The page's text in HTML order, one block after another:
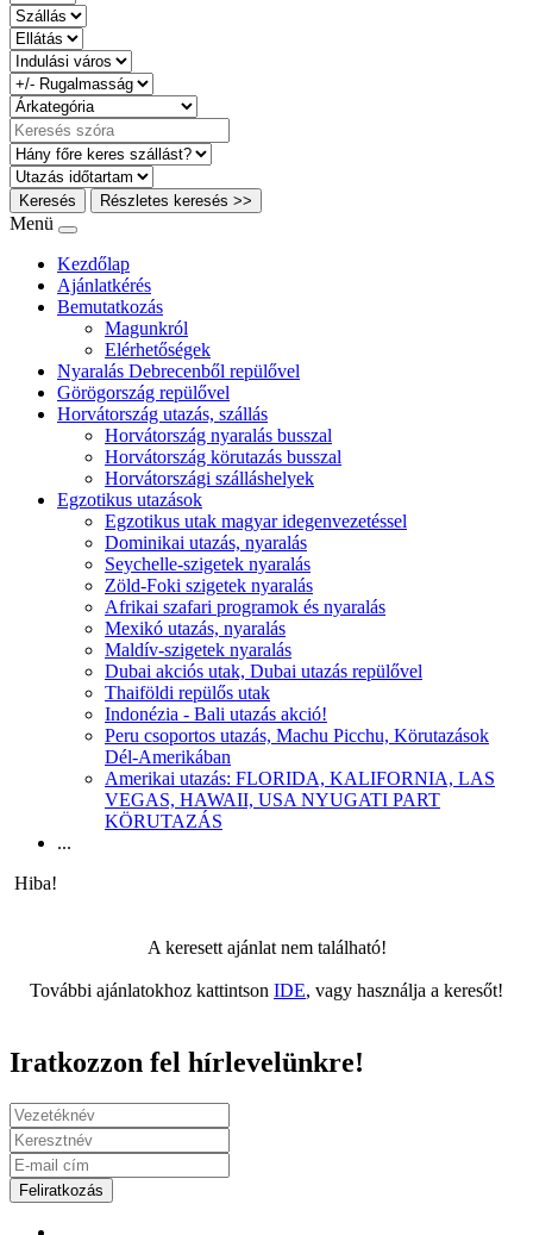
Keresés Részletes keresés >>
Menü
Kezdőlap
Ajánlatkérés
Bemutatkozás
Magunkról
Elérhetőségek
Nyaralás Debrecenből repülővel
Görögország repülővel
Horvátország utazás, szállás
Horvátország nyaralás busszal
Horvátország körutazás busszal
Horvátországi szálláshelyek
Egzotikus utazások
Egzotikus utak magyar idegenvezetéssel
Dominikai utazás, nyaralás
Seychelle-szigetek nyaralás
Zöld-Foki szigetek nyaralás
Afrikai szafari programok és nyaralás
Mexikó utazás, nyaralás
Maldív-szigetek nyaralás
Dubai akciós utak, Dubai utazás repülővel
Thaiföldi repülős utak
Indonézia - Bali utazás akció!
Peru csoportos utazás, Machu Picchu, Körutazások
Dél-Amerikában
Amerikai utazás: FLORIDA, KALIFORNIA, LAS
VEGAS, HAWAII, USA NYUGATI PART
KÖRUTAZÁS
...
Hiba!
A keresett ajánlat nem található!
További ajánlatokhoz kattintson IDE, vagy használja a keresőt!
Iratkozzon fel hírlevelünkre!
Feliratkozás